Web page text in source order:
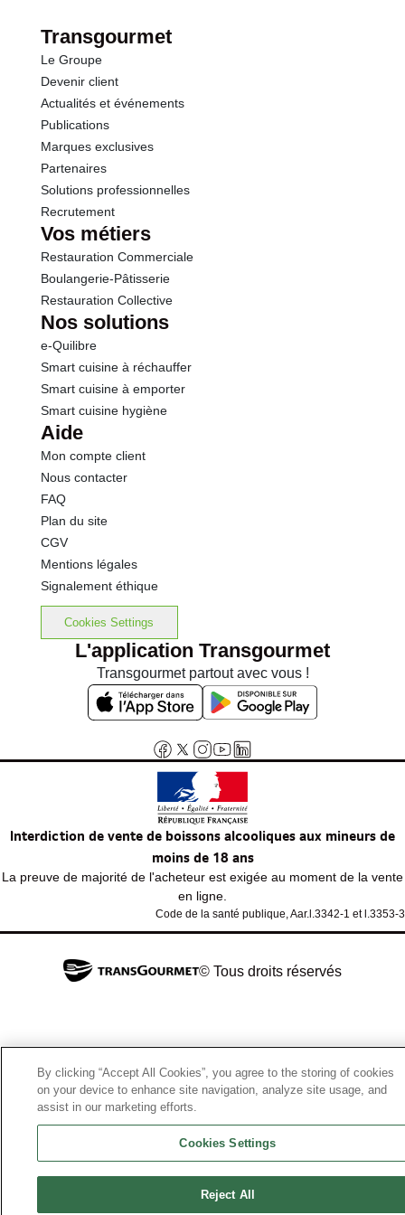
Protéines
Sel
Sodium
Calcium
Transgourmet
Le Groupe
Devenir client
Actualités et événements
Publications
Marques exclusives
Partenaires
Solutions professionnelles
Recrutement
Vos métiers
Restauration Commerciale
Boulangerie-Pâtisserie
Restauration Collective
Nos solutions
e-Quilibre
Smart cuisine à réchauffer
Smart cuisine à emporter
Smart cuisine hygiène
Aide
Mon compte client
Nous contacter
FAQ
Plan du site
CGV
Mentions légales
Signalement éthique
Cookies Settings
L'application Transgourmet
Transgourmet partout avec vous !
Interdiction de vente de boissons alcooliques aux mineurs de
moins de 18 ans
La preuve de majorité de l'acheteur est exigée au moment de la vente
en ligne.
Code de la santé publique, Aar.l.3342-1 et l.3353-3
© Tous droits réservés
By clicking “Accept All Cookies”, you agree to the storing of cookies
on your device to enhance site navigation, analyze site usage, and
assist in our marketing efforts.
Cookies Settings
Reject All